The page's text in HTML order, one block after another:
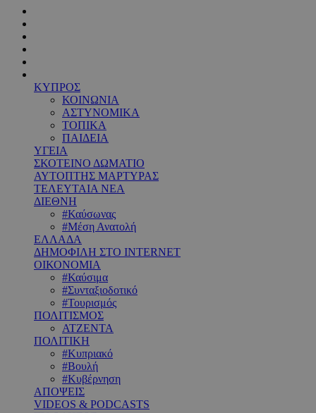
ΚΥΠΡΟΣ
ΚΟΙΝΩΝΙΑ
ΑΣΤΥΝΟΜΙΚΑ
ΤΟΠΙΚΑ
ΠΑΙΔΕΙΑ
ΥΓΕΙΑ
ΣΚΟΤΕΙΝΟ ΔΩΜΑΤΙΟ
ΑΥΤΟΠΤΗΣ ΜΑΡΤΥΡΑΣ
ΤΕΛΕΥΤΑΙΑ ΝΕΑ
ΔΙΕΘΝΗ
#Καύσωνας
#Μέση Ανατολή
ΕΛΛΑΔΑ
ΔΗΜΟΦΙΛΗ ΣΤΟ INTERNET
ΟΙΚΟΝΟΜΙΑ
#Καύσιμα
#Συνταξιοδοτικό
#Τουρισμός
ΠΟΛΙΤΙΣΜΟΣ
ΑΤΖΕΝΤΑ
ΠΟΛΙΤΙΚΗ
#Κυπριακό
#Βουλή
#Κυβέρνηση
ΑΠΟΨΕΙΣ
VIDEOS & PODCASTS